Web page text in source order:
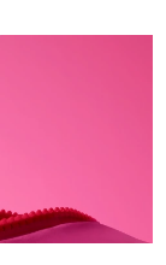
8/11/26